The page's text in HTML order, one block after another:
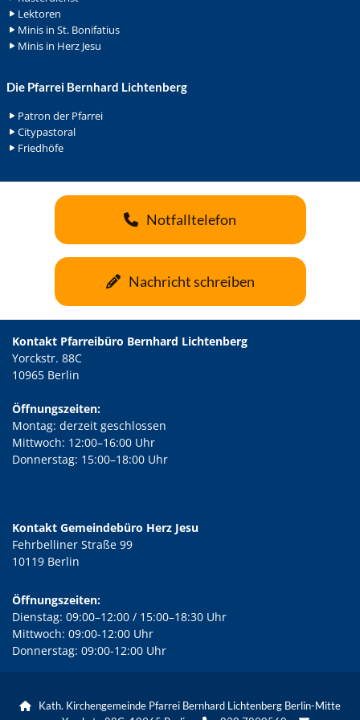
Lektoren
Minis in St. Bonifatius
Minis in Herz Jesu
Die Pfarrei Bernhard Lichtenberg
Patron der Pfarrei
Citypastoral
Friedhöfe
Notfalltelefon
Nachricht schreiben
Kontakt Pfarreibüro Bernhard Lichtenberg
Yorckstr. 88C
10965 Berlin
Öffnungszeiten:
Montag: derzeit geschlossen
Mittwoch: 12:00–16:00 Uhr
Donnerstag: 15:00–18:00 Uhr
Kontakt Gemeindebüro Herz Jesu
Fehrbelliner Straße 99
10119 Berlin
Öffnungszeiten:
Dienstag: 09:00–12:00 / 15:00–18:30 Uhr
Mittwoch: 09:00-12:00 Uhr
Donnerstag: 09:00-12:00 Uhr

Kath. Kirchengemeinde Pfarrei Bernhard Lichtenberg Berlin-Mitte